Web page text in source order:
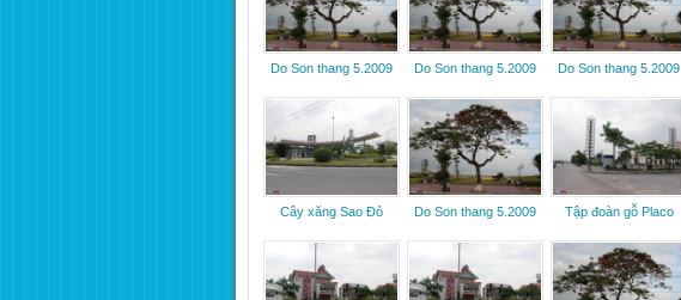
Do Son thang 5.2009 Do Son thang 5.2009 Do Son thang 5.2009
Cây xăng Sao Đỏ Do Son thang 5.2009 Tập đoàn gỗ Placo